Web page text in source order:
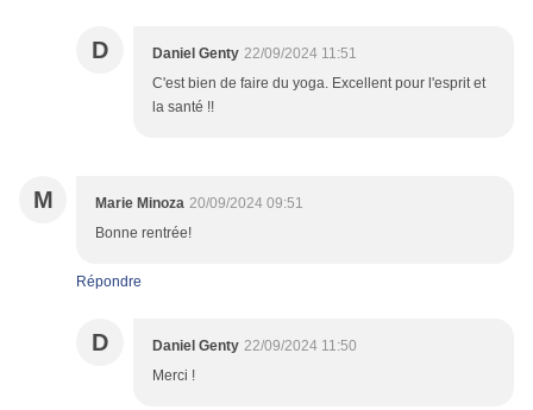
D Daniel Genty 22/09/2024 11:51
C'est bien de faire du yoga. Excellent pour l'esprit et
la santé !!
M Marie Minoza 20/09/2024 09:51
Bonne rentrée!
Répondre
D Daniel Genty 22/09/2024 11:50
Merci !